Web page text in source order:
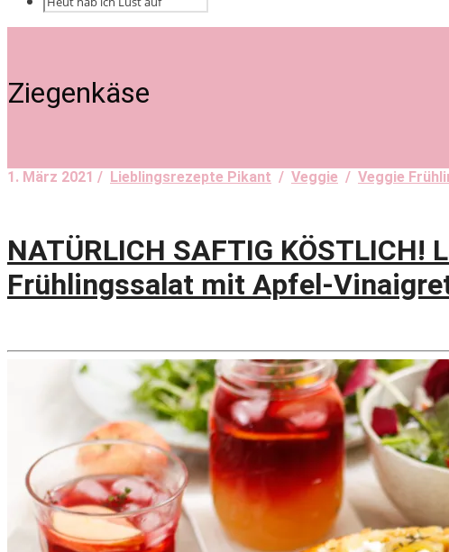
Ziegenkäse
1. März 2021 / Lieblingsrezepte Pikant / Veggie / Veggie
NATÜRLICH SAFTIG
Frühlingssalat mit Apfel-